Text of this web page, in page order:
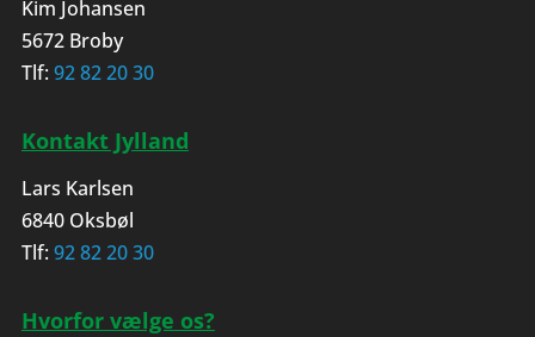
Kim Johansen
5672 Broby
Tlf: 92 82 20 30
Kontakt Jylland
Lars Karlsen
6840 Oksbøl
Tlf: 92 82 20 30
Hvorfor vælge os?